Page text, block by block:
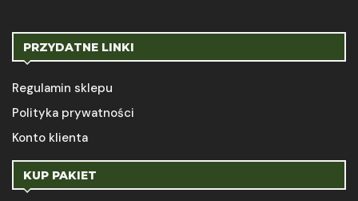
PRZYDATNE LINKI
Regulamin sklepu
Polityka prywatności
Konto klienta
KUP PAKIET